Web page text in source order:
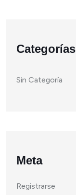
Categorías
Sin Categoría
Meta
Registrarse